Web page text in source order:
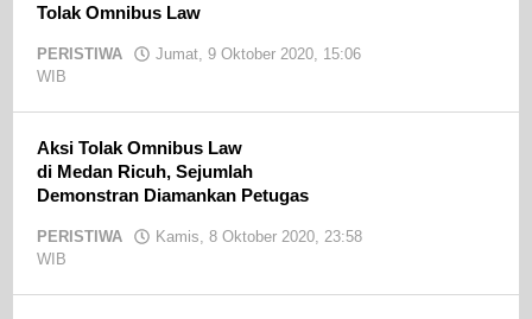
Tolak Omnibus Law
PERISTIWA
Jumat, 9 Oktober 2020, 15:06
WIB
Aksi Tolak Omnibus Law
di Medan Ricuh, Sejumlah
Demonstran Diamankan Petugas
PERISTIWA
Kamis, 8 Oktober 2020, 23:58
WIB